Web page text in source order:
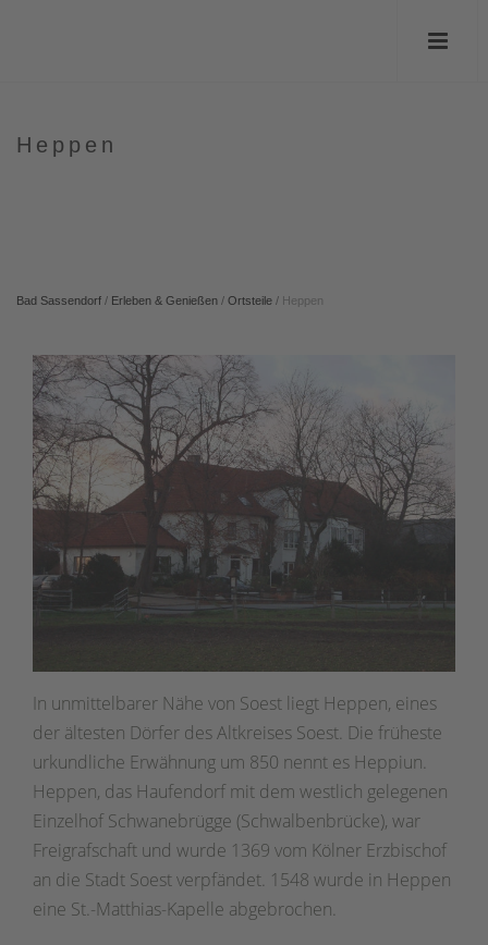
Heppen
Bad Sassendorf / Erleben & Genießen / Ortsteile / Heppen
In unmittelbarer Nähe von Soest liegt Heppen, eines
der ältesten Dörfer des Altkreises Soest. Die früheste
urkundliche Erwähnung um 850 nennt es Heppiun.
Heppen, das Haufendorf mit dem westlich gelegenen
Einzelhof Schwanebrügge (Schwalbenbrücke), war
Freigrafschaft und wurde 1369 vom Kölner Erzbischof
an die Stadt Soest verpfändet. 1548 wurde in Heppen
eine St.-Matthias-Kapelle abgebrochen.